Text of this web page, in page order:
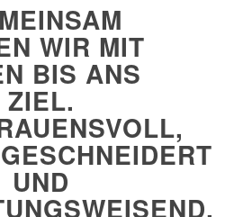
WIR MIT
BIS ANS
ZIEL.
U
ND R
D